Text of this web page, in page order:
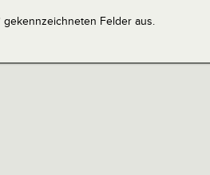
gekennzeichneten Felder aus.